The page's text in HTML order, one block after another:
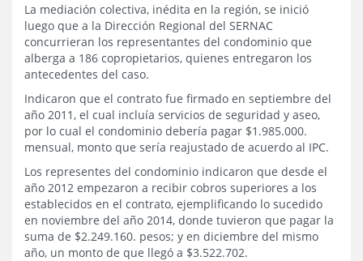
La mediación colectiva, inédita en la región, se inició
luego que a la Dirección Regional del SERNAC
concurrieran los representantes del condominio que
alberga a 186 copropietarios, quienes entregaron los
antecedentes del caso.
Indicaron que el contrato fue firmado en septiembre del
año 2011, el cual incluía servicios de seguridad y aseo,
por lo cual el condominio debería pagar $1.985.000.
mensual, monto que sería reajustado de acuerdo al IPC.
Los representes del condominio indicaron que desde el
año 2012 empezaron a recibir cobros superiores a los
establecidos en el contrato, ejemplificando lo sucedido
en noviembre del año 2014, donde tuvieron que pagar la
suma de $2.249.160. pesos; y en diciembre del mismo
año, un monto de que llegó a $3.522.702.